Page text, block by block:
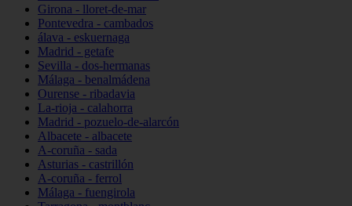
Girona - lloret-de-mar
Pontevedra - cambados
álava - eskuernaga
Madrid - getafe
Sevilla - dos-hermanas
Málaga - benalmádena
Ourense - ribadavia
La-rioja - calahorra
Madrid - pozuelo-de-alarcón
Albacete - albacete
A-coruña - sada
Asturias - castrillón
A-coruña - ferrol
Málaga - fuengirola